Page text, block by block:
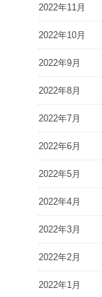
2022年11月
2022年10月
2022年9月
2022年8月
2022年7月
2022年6月
2022年5月
2022年4月
2022年3月
2022年2月
2022年1月